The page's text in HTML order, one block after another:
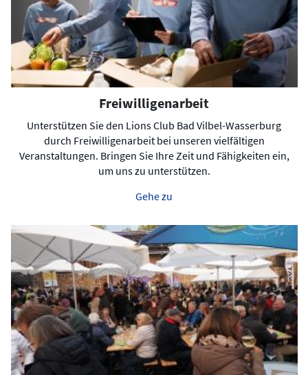
Freiwilligenarbeit
Unterstützen Sie den Lions Club Bad Vilbel-Wasserburg
durch Freiwilligenarbeit bei unseren vielfältigen
Veranstaltungen. Bringen Sie Ihre Zeit und Fähigkeiten ein,
um uns zu unterstützen.
Gehe zu